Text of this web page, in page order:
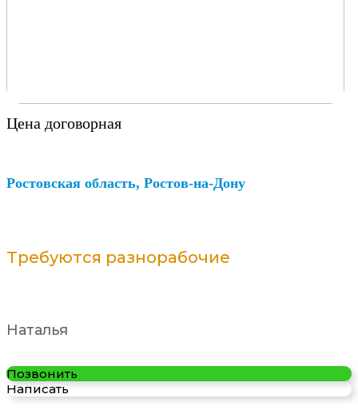
Цена договорная
Ростовская область, Ростов-на-Дону
Требуются разнорабочие
Наталья
Позвонить
Написать